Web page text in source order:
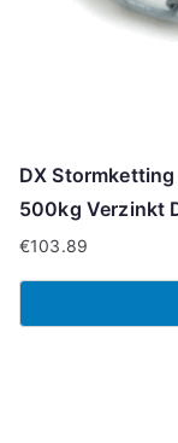
DX
500kg Verzinkt
€103.89